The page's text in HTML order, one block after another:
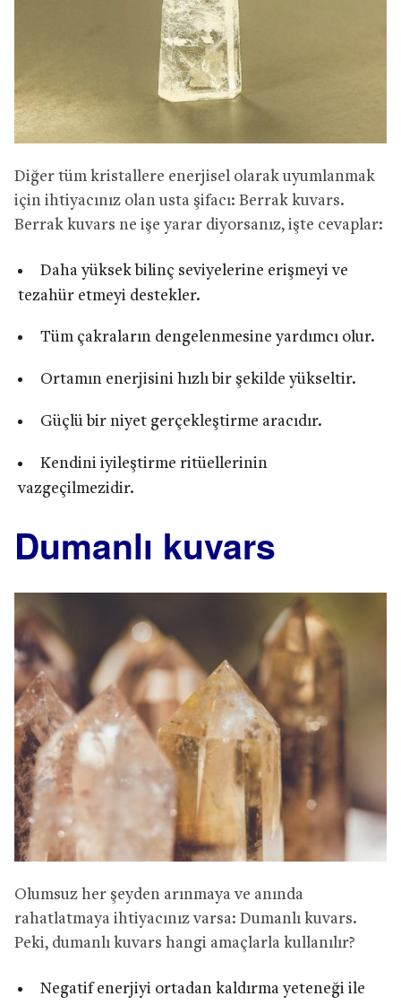
Diğer tüm kristallere enerjisel olarak uyumlanmak
için ihtiyacınız olan usta şifacı: Berrak kuvars.
Berrak kuvars ne işe yarar diyorsanız, işte cevaplar:
Daha yüksek bilinç seviyelerine erişmeyi ve
tezahür etmeyi destekler.
Tüm çakraların dengelenmesine yardımcı olur.
Ortamın enerjisini hızlı bir şekilde yükseltir.
Güçlü bir niyet gerçekleştirme aracıdır.
Kendini iyileştirme ritüellerinin
vazgeçilmezidir.
Dumanlı kuvars
Olumsuz her şeyden arınmaya ve anında
rahatlatmaya ihtiyacınız varsa: Dumanlı kuvars.
Peki, dumanlı kuvars hangi amaçlarla kullanılır?
Negatif enerjiyi ortadan kaldırma yeteneği ile